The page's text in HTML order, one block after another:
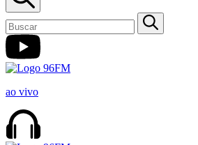
ao vivo